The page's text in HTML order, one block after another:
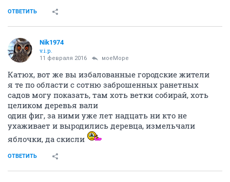
ОТВЕТИТЬ
Nik1974
v.i.p.
11 февраля 2016 моеМоре
Катюх, вот же вы избалованные городские жители
я те по области с сотню заброшенных ранетных
садов могу показать, там хоть ветки собирай, хоть
целиком деревья вали
один фиг, за ними уже лет надцать ни кто не
ухаживает и выродились деревца, измельчали
яблочки, да скисли
ОТВЕТИТЬ